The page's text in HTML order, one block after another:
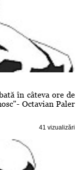
în câteva ore de
Octavian Paler
41 vizualizări